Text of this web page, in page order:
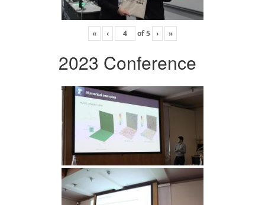
« ‹ of5 › »
2023 Conference